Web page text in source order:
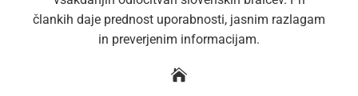
člankih daje prednost uporabnosti, jasnim razlagam
in preverjenim informacijam.